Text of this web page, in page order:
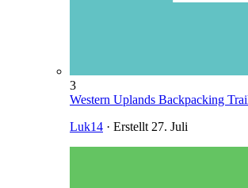
3
Western Uplands Backpacking
Luk14 · Erstellt 27. Juli